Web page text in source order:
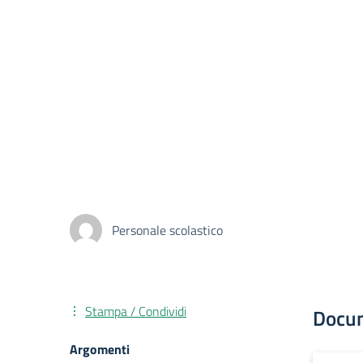
Personale scolastico
Stampa / Condividi
Argomenti